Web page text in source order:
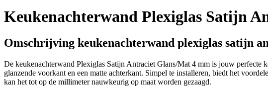
Keukenachterwand Plexiglas Satijn
Omschrijving keukenachterwand plexiglas satijn
De keukenachterwand Plexiglas Satijn Antraciet Glans/Mat 4 mm is jouw perfecte
glanzende voorkant en een matte achterkant. Simpel te installeren, biedt het
kan het tot op de millimeter nauwkeurig op maat worden gezaagd.